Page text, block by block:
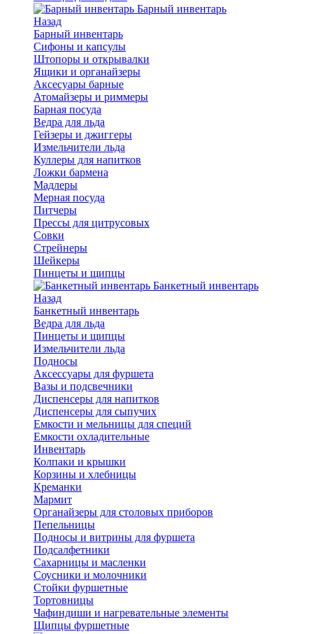
Барный инвентарь
Назад
Барный инвентарь
Сифоны и капсулы
Штопоры и открывалки
Ящики и органайзеры
Аксесуары барные
Атомайзеры и риммеры
Барная посуда
Ведра для льда
Гейзеры и джиггеры
Измельчители льда
Куллеры для напитков
Ложки бармена
Мадлеры
Мерная посуда
Питчеры
Прессы для цитрусовых
Совки
Стрейнеры
Шейкеры
Пинцеты и щипцы
Банкетный инвентарь
Назад
Банкетный инвентарь
Ведра для льда
Пинцеты и щипцы
Измельчители льда
Подносы
Аксессуары для фуршета
Вазы и подсвечники
Диспенсеры для напитков
Диспенсеры для сыпучих
Емкости и мельницы для специй
Емкости охладительные
Инвентарь
Колпаки и крышки
Корзины и хлебницы
Креманки
Мармит
Органайзеры для столовых приборов
Пепельницы
Подносы и витрины для фуршета
Подсалфетники
Сахарницы и масленки
Соусники и молочники
Стойки фуршетные
Тортовницы
Чафиндиши и нагревательные элементы
Щипцы фуршетные